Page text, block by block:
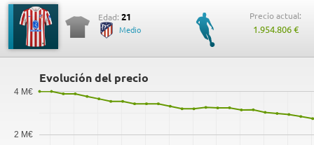
Edad: 21
Medio
Precio actual:
1.954.806 €
Evolución del precio
2 M€
4 M€